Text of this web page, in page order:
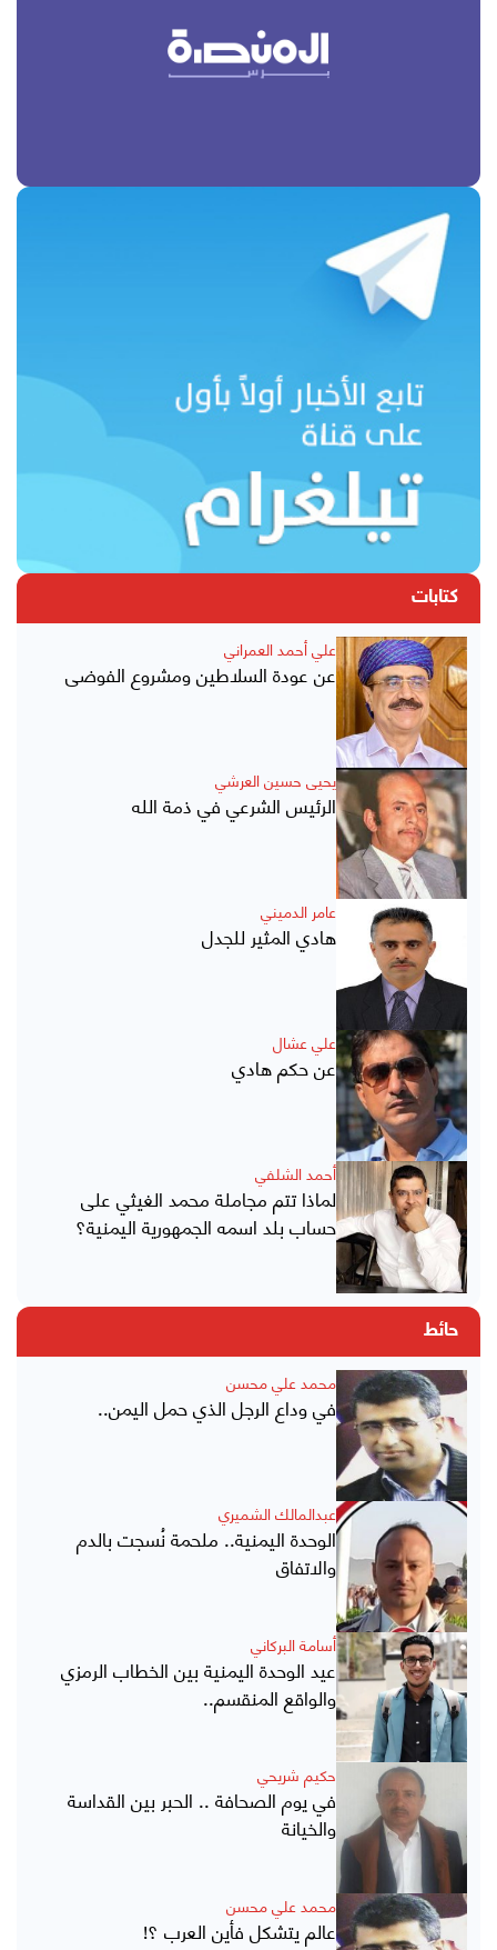
كتابات
علي أحمد العمراني
عن عودة السلاطين ومشروع الفوضى
يحيى حسين العرشي
الرئيس الشرعي في ذمة الله
عامر الدميني
هادي المثير للجدل
علي عشال
عن حكم هادي
أحمد الشلفي
لماذا تتم مجاملة محمد الغيثي على
حساب بلد اسمه الجمهورية اليمنية؟
حائط
محمد علي محسن
في وداع الرجل الذي حمل اليمن..
عبدالمالك الشميري
الوحدة اليمنية.. ملحمة نُسجت بالدم
والاتفاق
أسامة البركاني
عيد الوحدة اليمنية بين الخطاب الرمزي
والواقع المنقسم..
حكيم شريحي
في يوم الصحافة .. الحبر بين القداسة
والخيانة
محمد علي محسن
عالم يتشكل فأين العرب ؟!